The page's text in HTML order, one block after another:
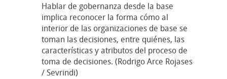
Hablar de gobernanza desde la base
implica reconocer la forma cómo al
interior de las organizaciones de base se
toman las decisiones, entre quiénes, las
características y atributos del proceso de
toma de decisiones. (Rodrigo Arce Rojases
/ Sevrindi)